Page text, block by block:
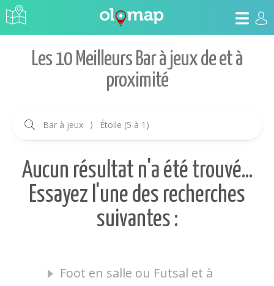
Les 10 Meilleurs Bar à jeux de et à
proximité
Bar à jeux ⟩ Étoile (5 à 1)
Aucun résultat n'a été trouvé...
Essayez l'une des recherches
suivantes :
Foot en salle ou Futsal et à